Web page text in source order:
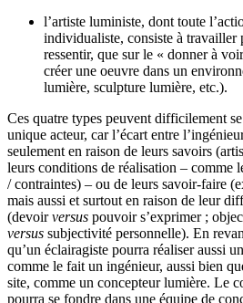
l’artiste luministe, dont toute
individualiste, consiste à travailler
ressentir, que sur le « donner à
créer une oeuvre dans un
lumière, sculpture lumière, etc.).
Ces quatre types peuvent difficilement
unique acteur, car l’écart entre
seulement en raison de leurs savoirs
leurs conditions de réalisation – comme
/ contraintes) – ou de leurs savoir-faire
mais aussi et surtout en raison de leur
(devoirversus pouvoir s’exprimer ;
versus subjectivité personnelle). En
qu’un éclairagiste pourra réaliser aussi
comme le fait un ingénieur, aussi bien
site, comme un concepteur lumière. Le
pourra se fondre dans une équipe de